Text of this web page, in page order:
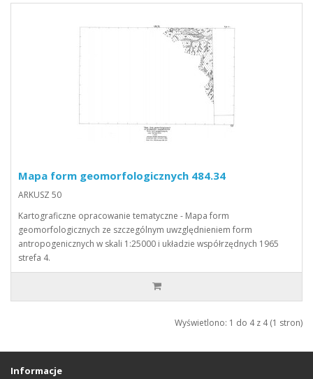
Mapa form geomorfologicznych 484.34
ARKUSZ 50
Kartograficzne opracowanie tematyczne - Mapa form
geomorfologicznych ze szczególnym uwzględnieniem form
antropogenicznych w skali 1:25000 i układzie współrzędnych 1965
strefa 4.
Wyświetlono: 1 do 4 z 4 (1 stron)
Informacje